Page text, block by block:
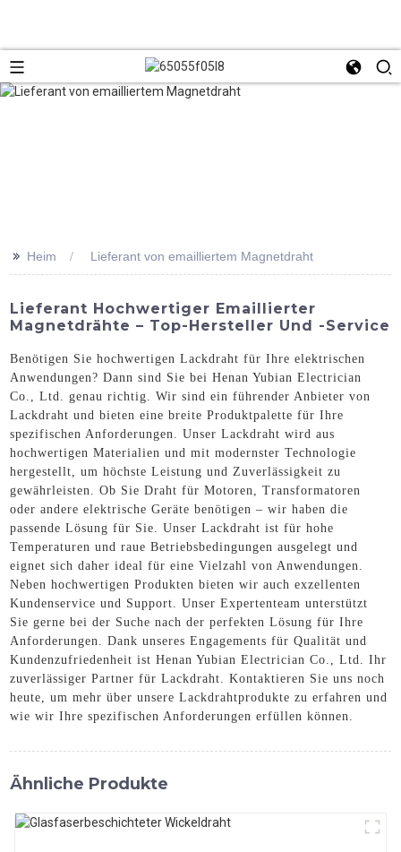
>> Heim Lieferant von emailliertem Magnetdraht
Lieferant Hochwertiger Emaillierter
Magnetdrähte – Top-Hersteller Und -Service
Benötigen Sie hochwertigen Lackdraht für Ihre elektrischen
Anwendungen? Dann sind Sie bei Henan Yubian Electrician
Co., Ltd. genau richtig. Wir sind ein führender Anbieter von
Lackdraht und bieten eine breite Produktpalette für Ihre
spezifischen Anforderungen. Unser Lackdraht wird aus
hochwertigen Materialien und mit modernster Technologie
hergestellt, um höchste Leistung und Zuverlässigkeit zu
gewährleisten. Ob Sie Draht für Motoren, Transformatoren
oder andere elektrische Geräte benötigen – wir haben die
passende Lösung für Sie. Unser Lackdraht ist für hohe
Temperaturen und raue Betriebsbedingungen ausgelegt und
eignet sich daher ideal für eine Vielzahl von Anwendungen.
Neben hochwertigen Produkten bieten wir auch exzellenten
Kundenservice und Support. Unser Expertenteam unterstützt
Sie gerne bei der Suche nach der perfekten Lösung für Ihre
Anforderungen. Dank unseres Engagements für Qualität und
Kundenzufriedenheit ist Henan Yubian Electrician Co., Ltd. Ihr
zuverlässiger Partner für Lackdraht. Kontaktieren Sie uns noch
heute, um mehr über unsere Lackdrahtprodukte zu erfahren und
wie wir Ihre spezifischen Anforderungen erfüllen können.
Ähnliche Produkte